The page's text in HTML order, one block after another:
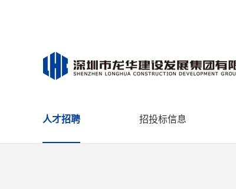
人才招聘 招投标信息